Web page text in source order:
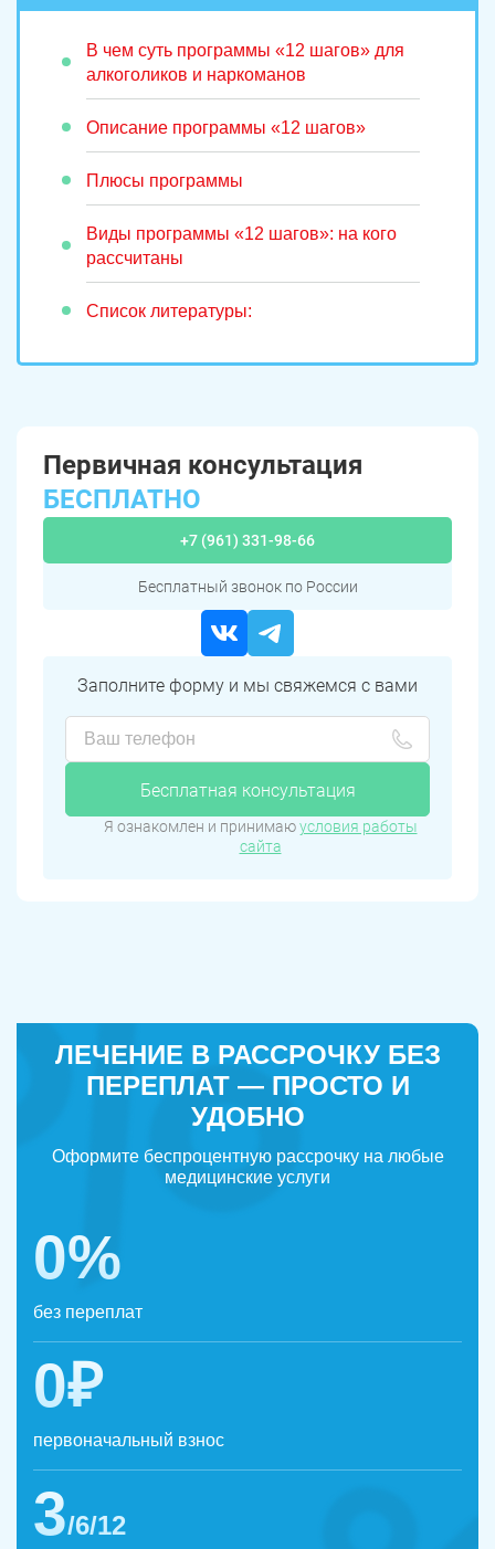
В чем суть программы «12 шагов» для
алкоголиков и наркоманов
Описание программы «12 шагов»
Плюсы программы
Виды программы «12 шагов»: на кого
рассчитаны
Список литературы:
Первичная консультация
БЕСПЛАТНО
+7 (961) 331-98-66
Бесплатный звонок по России
Заполните форму и мы свяжемся с вами
Бесплатная консультация
Я ознакомлен и принимаюусловия работы
сайта
ЛЕЧЕНИЕ В РАССРОЧКУ БЕЗ
ПЕРЕПЛАТ — ПРОСТО И
УДОБНО
Оформите беспроцентную рассрочку на любые
медицинские услуги
0%
без переплат
0₽
первоначальный взнос
3/6/12